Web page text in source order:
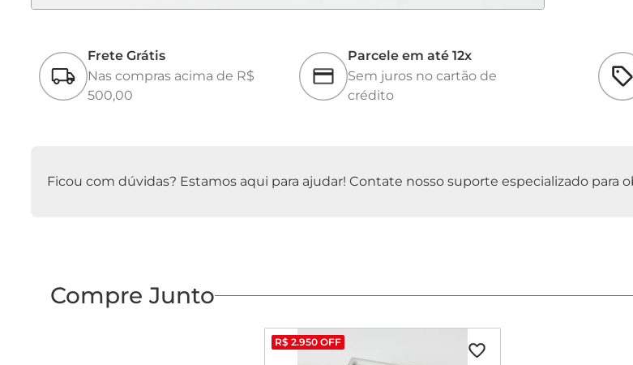
Frete Grátis
Nas compras acima de R$
500,00
Parcele em até 12x
Sem juros no cartão de
crédito
Ficou com dúvidas? Estamos aqui para ajudar! Contate nosso suporte especializado para
Compre Junto
R$ 2.950OFF